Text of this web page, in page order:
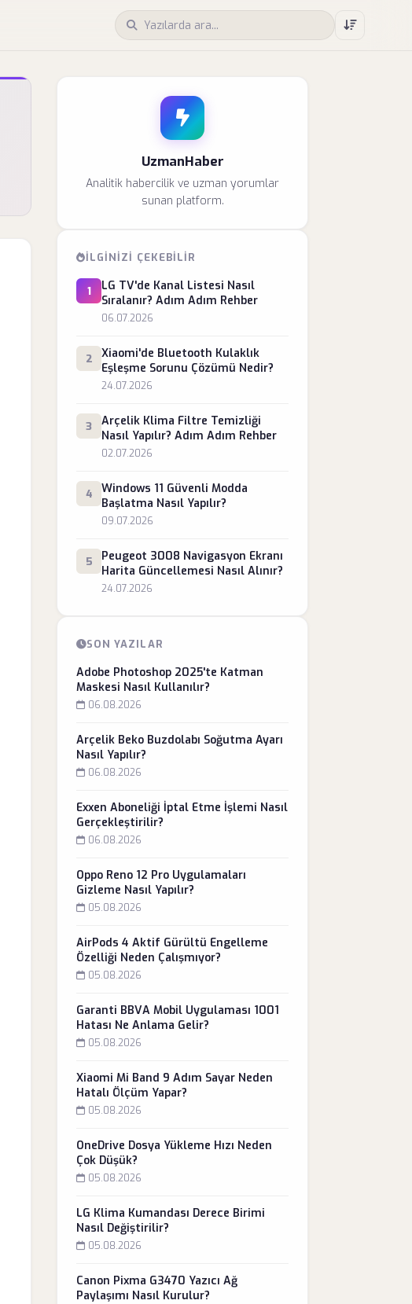
UzmanHaber
Analitik habercilik ve uzman yorumlar
sunan platform.
İLGINIZI ÇEKEBILIR
1
LG TV'de Kanal Listesi Nasıl
Sıralanır? Adım Adım Rehber
06.07.2026
2
Xiaomi'de Bluetooth Kulaklık
Eşleşme Sorunu Çözümü Nedir?
24.07.2026
3
Arçelik Klima Filtre Temizliği
Nasıl Yapılır? Adım Adım Rehber
02.07.2026
4
Windows 11 Güvenli Modda
Başlatma Nasıl Yapılır?
09.07.2026
5
Peugeot 3008 Navigasyon Ekranı
Harita Güncellemesi Nasıl Alınır?
24.07.2026
SON YAZILAR
Adobe Photoshop 2025'te Katman
Maskesi Nasıl Kullanılır?
06.08.2026
Arçelik Beko Buzdolabı Soğutma Ayarı
Nasıl Yapılır?
06.08.2026
Exxen Aboneliği İptal Etme İşlemi Nasıl
Gerçekleştirilir?
06.08.2026
Oppo Reno 12 Pro Uygulamaları
Gizleme Nasıl Yapılır?
05.08.2026
AirPods 4 Aktif Gürültü Engelleme
Özelliği Neden Çalışmıyor?
05.08.2026
Garanti BBVA Mobil Uygulaması 1001
Hatası Ne Anlama Gelir?
05.08.2026
Xiaomi Mi Band 9 Adım Sayar Neden
Hatalı Ölçüm Yapar?
05.08.2026
OneDrive Dosya Yükleme Hızı Neden
Çok Düşük?
05.08.2026
LG Klima Kumandası Derece Birimi
Nasıl Değiştirilir?
05.08.2026
Canon Pixma G3470 Yazıcı Ağ
Paylaşımı Nasıl Kurulur?